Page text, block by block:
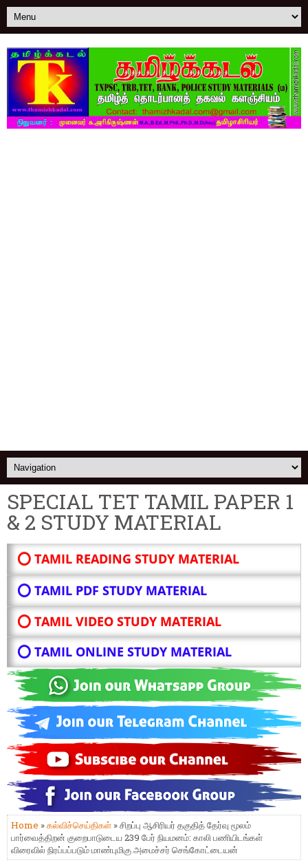
SPECIAL TET TAMIL PAPER 1
& 2 STUDY MATERIAL
⭕ TAMIL READING STUDY MATERIAL
⭕ TAMIL PDF STUDY MATERIAL
⭕ TAMIL VIDEO STUDY MATERIAL
⭕ TAMIL ONLINE STUDY MATERIAL
Home »கல்விச்செய்திகள் » சிறப்பு ஆசிரியர் தகுதித் தேர்வு மூலம்
பார்வைத்திறன் குறைபாடுடைய 239 பேர் நியமனம்: காலி பணியிடங்கள்
விரைவில் நிரப்பப்படும் மாண்புமிகு அமைச்சர் செங்கோட்டையன்